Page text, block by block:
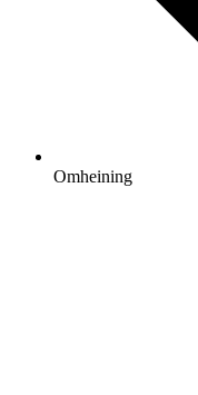
Omheining